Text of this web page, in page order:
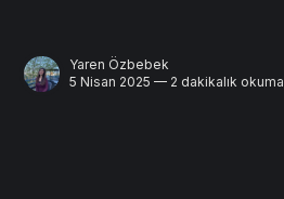
Yaren Özbebek
5 Nisan 2025 — 2 dakikalık okuma